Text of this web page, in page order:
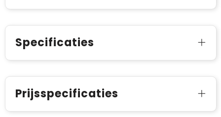
Specificaties
Prijsspecificaties